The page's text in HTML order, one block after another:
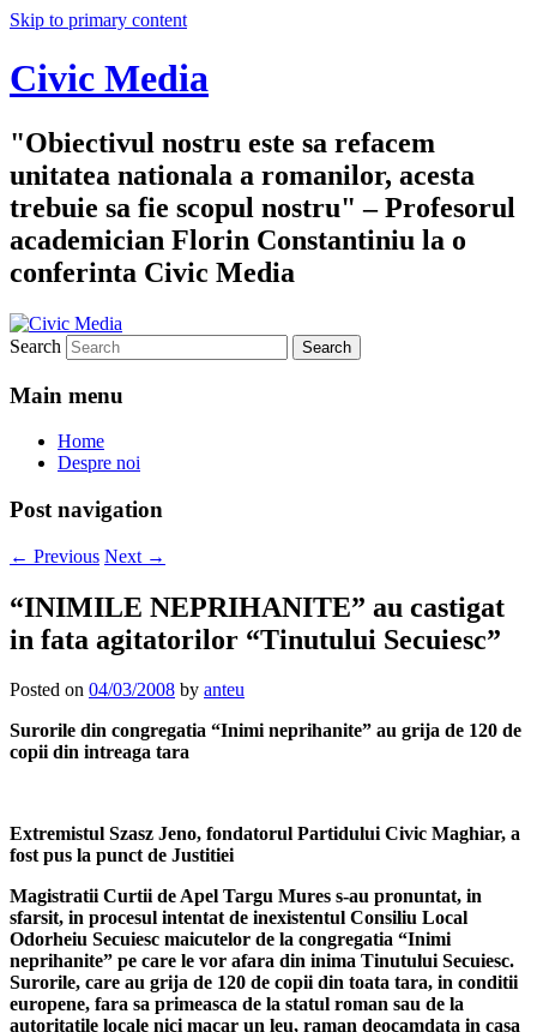
Skip to primary content
Civic Media
"Obiectivul nostru este sa refacem
unitatea nationala a romanilor, acesta
trebuie sa fie scopul nostru" – Profesorul
academician Florin Constantiniu la o
conferinta Civic Media
Search
Main menu
Home
Despre noi
Post navigation
← Previous Next →
“INIMILE NEPRIHANITE” au castigat
in fata agitatorilor “Tinutului Secuiesc”
Posted on 04/03/2008 by anteu
Surorile din congregatia “Inimi neprihanite” au grija de 120 de
copii din intreaga tara
Extremistul Szasz Jeno, fondatorul Partidului Civic Maghiar, a
fost pus la punct de Justitiei
Magistratii Curtii de Apel Targu Mures s-au pronuntat, in
sfarsit, in procesul intentat de inexistentul Consiliu Local
Odorheiu Secuiesc maicutelor de la congregatia “Inimi
neprihanite” pe care le vor afara din inima Tinutului Secuiesc.
Surorile, care au grija de 120 de copii din toata tara, in conditii
europene, fara sa primeasca de la statul roman sau de la
autoritatile locale nici macar un leu, raman deocamdata in casa